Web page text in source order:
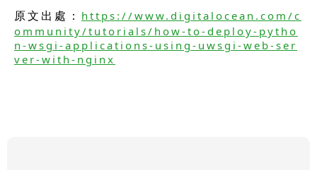
原文出處： https://www.digitalocean.com/c
ommunity/tutorials/how-to-deploy-pytho
n-wsgi-applications-using-uwsgi-web-ser
ver-with-nginx